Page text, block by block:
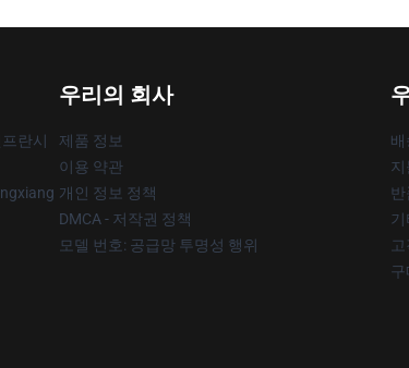
란시
우리의 회사
제품 정보
이용 약관
개인 정보 정책
DMCA - 저작권 정책
모델 번호: 공급망 투명성 행위
배
반
기
구